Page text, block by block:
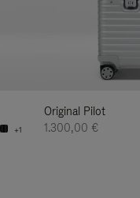
+1
Original Pilot
1.300,00 €